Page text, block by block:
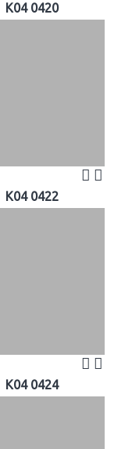
K04 0420
K04 0422
K04 0424